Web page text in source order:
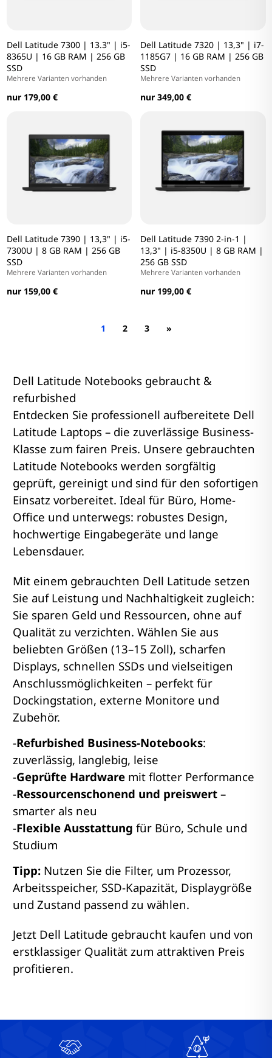
Dell Latitude 7300 | 13.3" | i5-
8365U | 16 GB RAM | 256 GB
SSD
Mehrere Varianten vorhanden
nur 179,00 €
Dell Latitude 7320 | 13,3" | i7-
1185G7 | 16 GB RAM | 256 GB
SSD
Mehrere Varianten vorhanden
nur 349,00 €
Dell Latitude 7390 | 13,3" | i5-
7300U | 8 GB RAM | 256 GB
SSD
Mehrere Varianten vorhanden
nur 159,00 €
Dell Latitude 7390 2-in-1 |
13,3" | i5-8350U | 8 GB RAM |
256 GB SSD
Mehrere Varianten vorhanden
nur 199,00 €
1 2 3 »
Dell Latitude Notebooks gebraucht &
refurbished
Entdecken Sie professionell aufbereitete Dell
Latitude Laptops – die zuverlässige Business-
Klasse zum fairen Preis. Unsere gebrauchten
Latitude Notebooks werden sorgfältig
geprüft, gereinigt und sind für den sofortigen
Einsatz vorbereitet. Ideal für Büro, Home-
Office und unterwegs: robustes Design,
hochwertige Eingabegeräte und lange
Lebensdauer.
Mit einem gebrauchten Dell Latitude setzen
Sie auf Leistung und Nachhaltigkeit zugleich:
Sie sparen Geld und Ressourcen, ohne auf
Qualität zu verzichten. Wählen Sie aus
beliebten Größen (13–15 Zoll), scharfen
Displays, schnellen SSDs und vielseitigen
Anschlussmöglichkeiten – perfekt für
Dockingstation, externe Monitore und
Zubehör.
-Refurbished Business-Notebooks:
zuverlässig, langlebig, leise
-Geprüfte Hardware mit flotter Performance
-Ressourcenschonend und preiswert –
smarter als neu
-Flexible Ausstattung für Büro, Schule und
Studium
Tipp: Nutzen Sie die Filter, um Prozessor,
Arbeitsspeicher, SSD-Kapazität, Displaygröße
und Zustand passend zu wählen.
Jetzt Dell Latitude gebraucht kaufen und von
erstklassiger Qualität zum attraktiven Preis
profitieren.